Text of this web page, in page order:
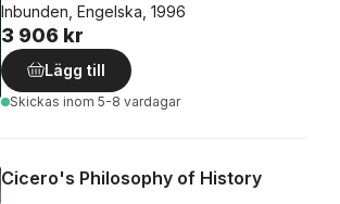
Inbunden, Engelska, 1996
3 906 kr
Lägg till
Skickas inom 5-8 vardagar
Cicero's Philosophy of History